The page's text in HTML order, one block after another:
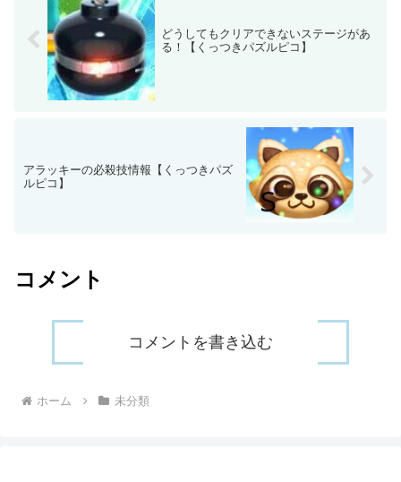
どうしてもクリアできないステージがあ
る！【くっつきパズルピコ】
アラッキーの必殺技情報【くっつきパズ
ルピコ】
コメント
コメントを書き込む
ホーム 未分類